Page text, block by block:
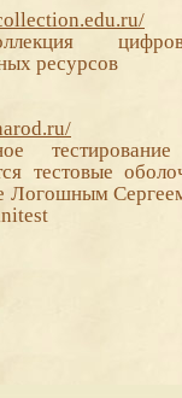
ресурсов
тестовые
Логошным